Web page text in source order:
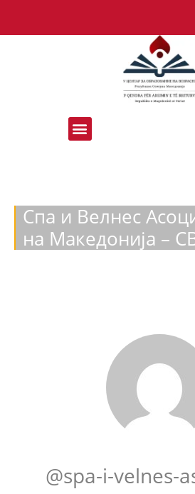
Спа и Велнес
на Македонија –
@spa-i-velnes-